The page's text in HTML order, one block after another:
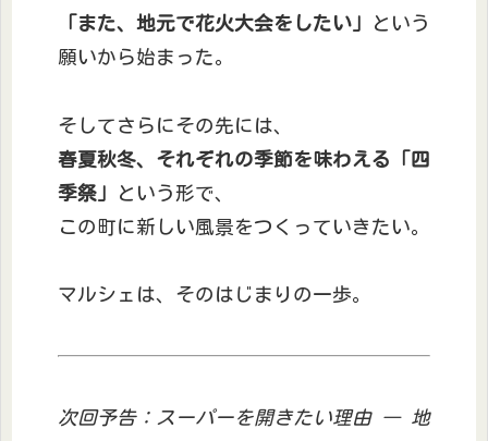
「また、地元で花火大会をしたい」
という
願いから始まった。
そしてさらにその先には、
春夏秋冬、それぞれの季節を味わえる「四
季祭」
という形で、
この町に新しい風景をつくっていきたい。
マルシェは、そのはじまりの一歩。
次回予告：スーパーを開きたい理由 ― 地